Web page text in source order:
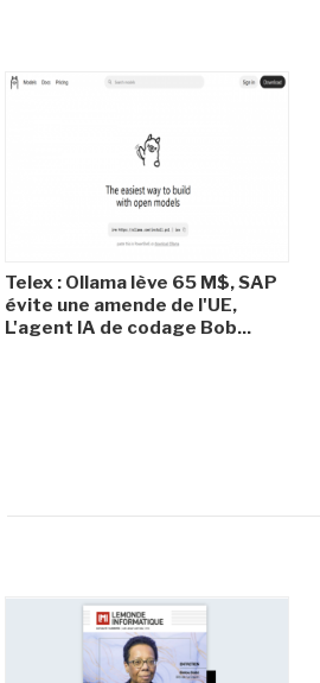
Telex : Ollama lève 65 M$, SAP
évite une amende de l'UE,
L'agent IA de codage Bob...